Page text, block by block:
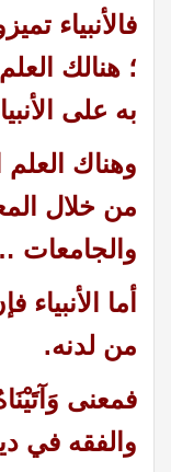
فالأنبياء
؛ هنالك
به على
وهناك
من خلال
أما
من لدنه.
فمعنى
والفقه في